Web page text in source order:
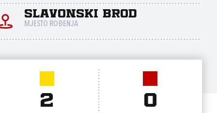
Slavonski Brod
MJESTO ROĐENJA
2 0